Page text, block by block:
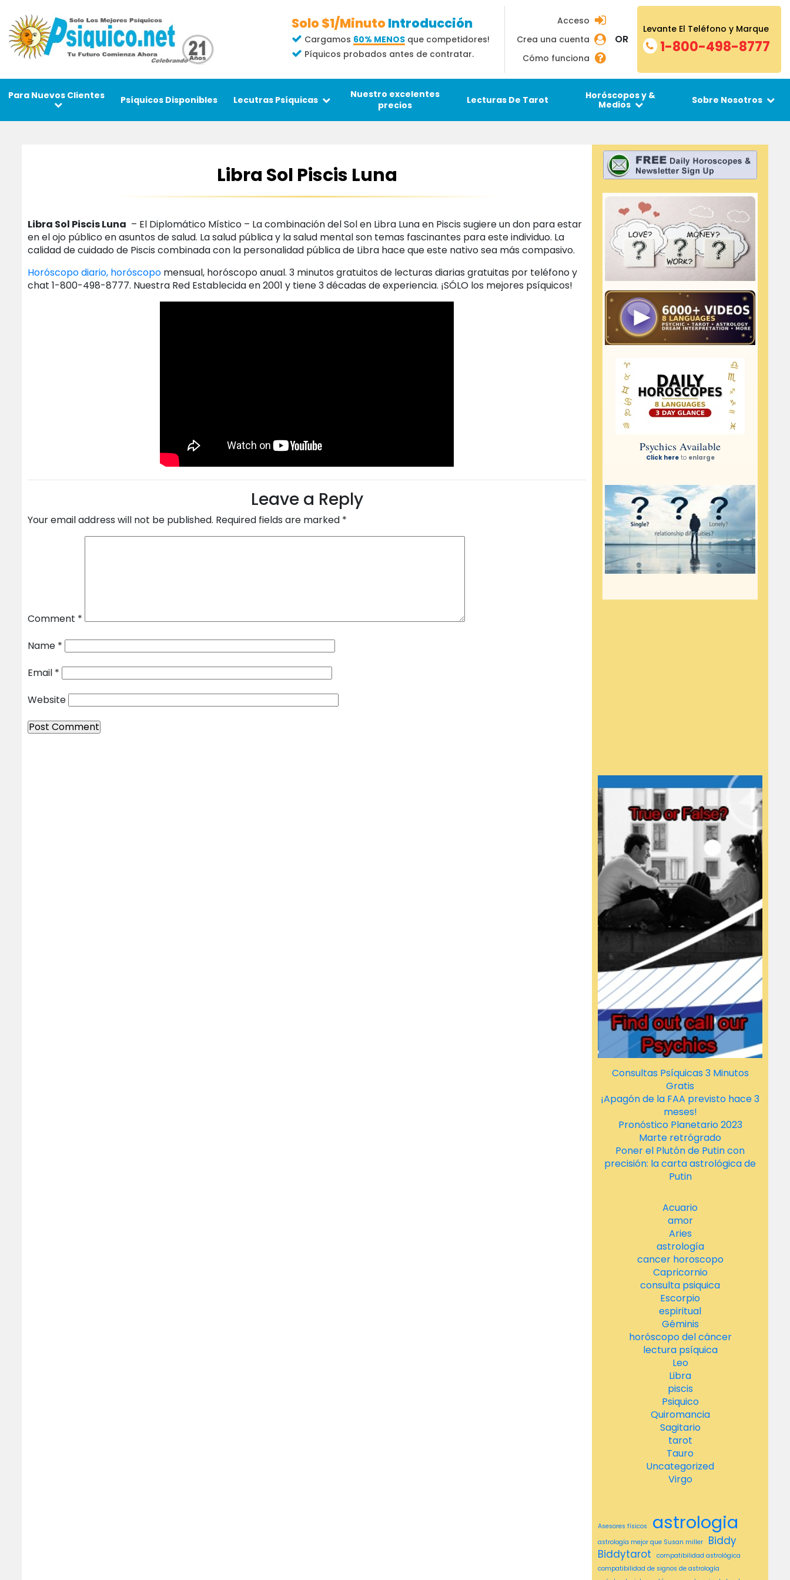
Solo $1/MinutoIntroducción
Cargamos 60% MENOS que competidores!
Píquicos probados antes de contratar.
Acceso
Crea una cuenta
Cómo funciona
OR
Levante El Teléfono y Marque
1-800-498-8777
Para Nuevos Clientes Psíquicos Disponibles Lecutras Psíquicas
Nuestro excelentes
precios
Lecturas De Tarot
Horóscopos y &
Medios
Sobre Nosotros
Libra Sol Piscis Luna
Libra Sol Piscis Luna – El Diplomático Místico – La combinación del Sol en Libra Luna en Piscis sugiere un don para estar
en el ojo público en asuntos de salud. La salud pública y la salud mental son temas fascinantes para este individuo. La
calidad de cuidado de Piscis combinada con la personalidad pública de Libra hace que este nativo sea más compasivo.
Horóscopo diario, horóscopo mensual, horóscopo anual. 3 minutos gratuitos de lecturas diarias gratuitas por teléfono y
chat 1-800-498-8777. Nuestra Red Establecida en 2001 y tiene 3 décadas de experiencia. ¡SÓLO los mejores psíquicos!
Leave a Reply
Your email address will not be published. Required fields are marked *
Comment *
Name *
Email *
Website
Consultas Psíquicas 3 Minutos
Gratis
¡Apagón de la FAA previsto hace 3
meses!
Pronóstico Planetario 2023
Marte retrógrado
Poner el Plutón de Putin con
precisión: la carta astrológica de
Putin
Acuario
amor
Aries
astrología
cancer horoscopo
Capricornio
consulta psiquica
Escorpio
espiritual
Géminis
horóscopo del cáncer
lectura psíquica
Leo
Libra
piscis
Psiquico
Quiromancia
Sagitario
tarot
Tauro
Uncategorized
Virgo
Asesores físicos astrologia
astrología mejor que Susan miller
Biddy
Biddytarot
compatibilidad astrológica
compatibilidad de signos de astrología